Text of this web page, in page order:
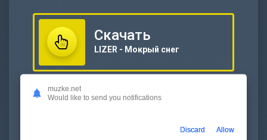
Скачать
LIZER - Мокрый снег
Слушать
LIZER - Мокрый снег
muzke.net
Would like to send you notifications
Discard Allow